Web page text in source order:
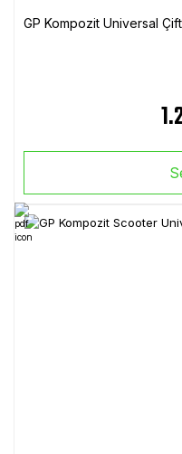
GP Kompozit Universal